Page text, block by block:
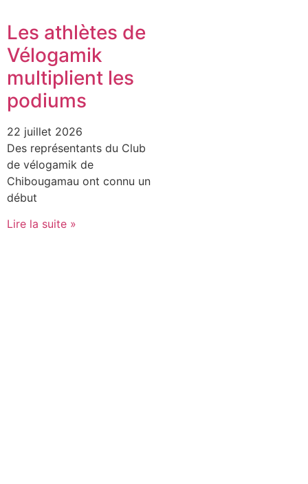
Les athlètes de
Vélogamik
multiplient les
podiums
22 juillet 2026
Des représentants du Club
de vélogamik de
Chibougamau ont connu un
début
Lire la suite »